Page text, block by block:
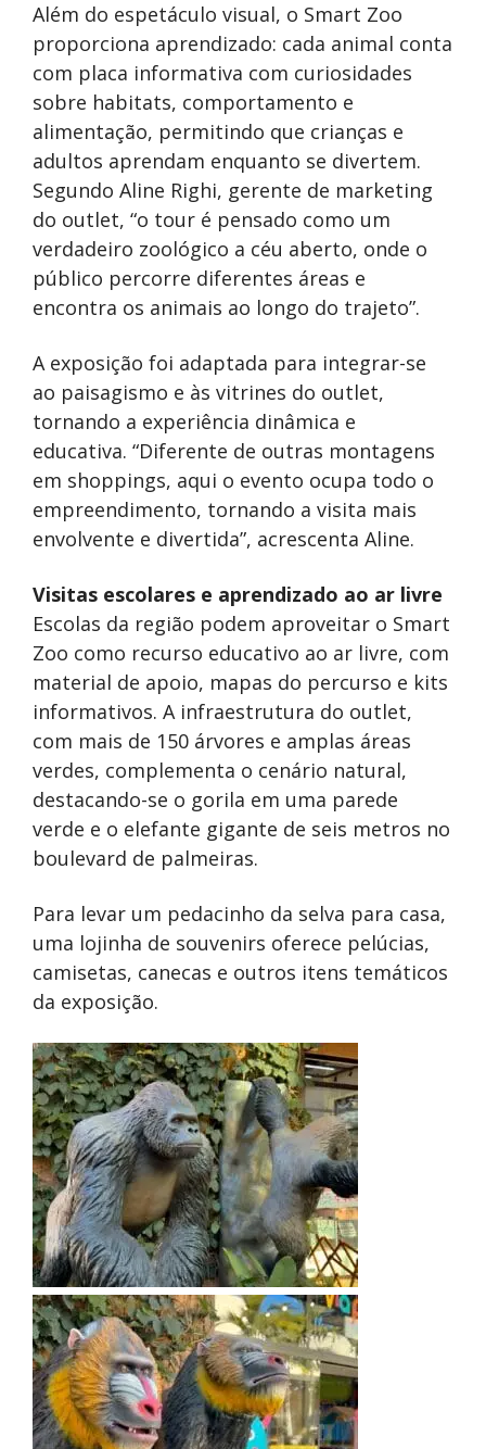
Além do espetáculo visual, o Smart Zoo
proporciona aprendizado: cada animal conta
com placa informativa com curiosidades
sobre habitats, comportamento e
alimentação, permitindo que crianças e
adultos aprendam enquanto se divertem.
Segundo Aline Righi, gerente de marketing
do outlet, “o tour é pensado como um
verdadeiro zoológico a céu aberto, onde o
público percorre diferentes áreas e
encontra os animais ao longo do trajeto”.
A exposição foi adaptada para integrar-se
ao paisagismo e às vitrines do outlet,
tornando a experiência dinâmica e
educativa. “Diferente de outras montagens
em shoppings, aqui o evento ocupa todo o
empreendimento, tornando a visita mais
envolvente e divertida”, acrescenta Aline.
Visitas escolares e aprendizado ao ar livre
Escolas da região podem aproveitar o Smart
Zoo como recurso educativo ao ar livre, com
material de apoio, mapas do percurso e kits
informativos. A infraestrutura do outlet,
com mais de 150 árvores e amplas áreas
verdes, complementa o cenário natural,
destacando-se o gorila em uma parede
verde e o elefante gigante de seis metros no
boulevard de palmeiras.
Para levar um pedacinho da selva para casa,
uma lojinha de souvenirs oferece pelúcias,
camisetas, canecas e outros itens temáticos
da exposição.